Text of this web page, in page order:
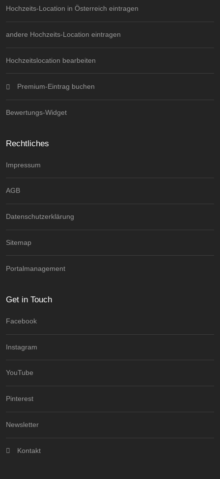
Hochzeits-Location in Österreich eintragen
andere Hochzeits-Location eintragen
Hochzeitslocation bearbeiten
Premium-Eintrag buchen
Bewertungs-Widget
Rechtliches
Impressum
AGB
Datenschutzerklärung
Sitemap
Portalmanagement
Get in Touch
Facebook
Instagram
YouTube
Pinterest
Newsletter
Kontakt